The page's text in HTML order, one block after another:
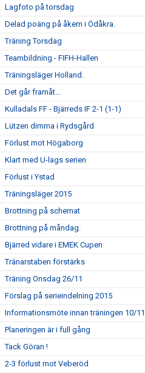
Lagfoto på torsdag
Delad poäng på åkern i Ödåkra.
Träning Torsdag
Teambildning - FIFH-Hallen
Träningsläger Holland.
Det går framåt...
Kulladals FF - Bjärreds IF 2-1 (1-1)
Lützen dimma i Rydsgård
Förlust mot Högaborg
Klart med U-lags serien
Förlust i Ystad
Träningsläger 2015
Brottning på schemat
Brottning på måndag.
Bjärred vidare i EMEK Cupen
Tränarstaben förstärks
Träning Onsdag 26/11
Förslag på serieindelning 2015
Informationsmöte innan träningen 10/11
Planeringen är i full gång
Tack Göran !
2-3 förlust mot Veberöd